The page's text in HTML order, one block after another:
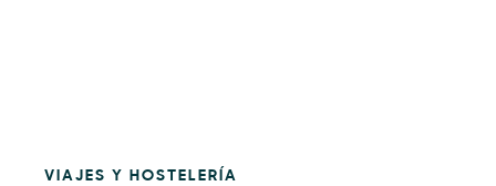
VIAJES Y HOSTELERÍA